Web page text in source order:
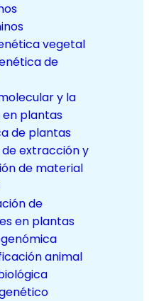
vegetal
de
y la
plantas
de plantas
extracción y
de material
de
en plantas
animal